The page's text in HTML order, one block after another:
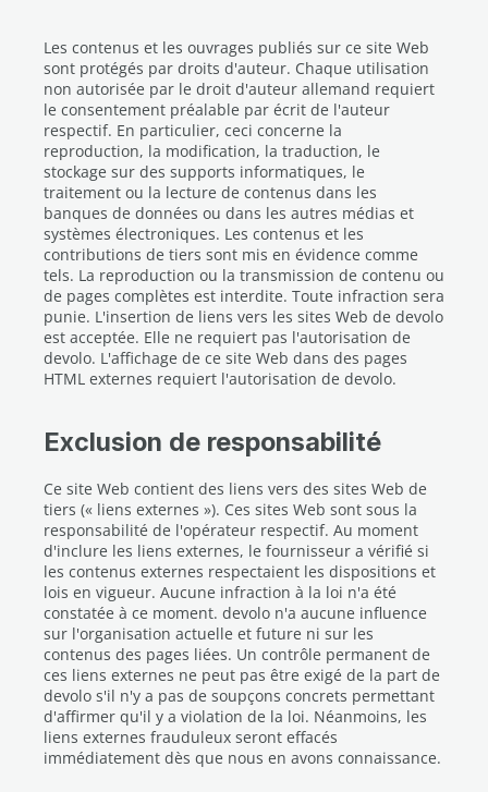
Les contenus et les ouvrages publiés sur ce site Web
sont protégés par droits d'auteur. Chaque utilisation
non autorisée par le droit d'auteur allemand requiert
le consentement préalable par écrit de l'auteur
respectif. En particulier, ceci concerne la
reproduction, la modification, la traduction, le
stockage sur des supports informatiques, le
traitement ou la lecture de contenus dans les
banques de données ou dans les autres médias et
systèmes électroniques. Les contenus et les
contributions de tiers sont mis en évidence comme
tels. La reproduction ou la transmission de contenu ou
de pages complètes est interdite. Toute infraction sera
punie. L'insertion de liens vers les sites Web de devolo
est acceptée. Elle ne requiert pas l'autorisation de
devolo. L'affichage de ce site Web dans des pages
HTML externes requiert l'autorisation de devolo.
Exclusion de responsabilité
Ce site Web contient des liens vers des sites Web de
tiers (« liens externes »). Ces sites Web sont sous la
responsabilité de l'opérateur respectif. Au moment
d'inclure les liens externes, le fournisseur a vérifié si
les contenus externes respectaient les dispositions et
lois en vigueur. Aucune infraction à la loi n'a été
constatée à ce moment. devolo n'a aucune influence
sur l'organisation actuelle et future ni sur les
contenus des pages liées. Un contrôle permanent de
ces liens externes ne peut pas être exigé de la part de
devolo s'il n'y a pas de soupçons concrets permettant
d'affirmer qu'il y a violation de la loi. Néanmoins, les
liens externes frauduleux seront effacés
immédiatement dès que nous en avons connaissance.